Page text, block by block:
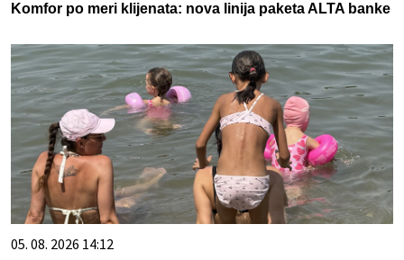
Komfor po meri klijenata: nova linija paketa ALTA banke
05. 08. 2026 14:12